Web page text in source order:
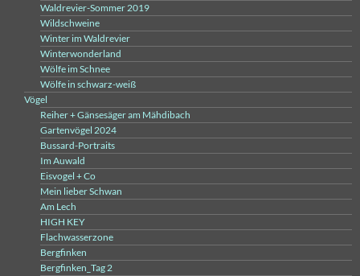
Waldrevier-Sommer 2019
Wildschweine
Winter im Waldrevier
Winterwonderland
Wölfe im Schnee
Wölfe in schwarz-weiß
Vögel
Reiher + Gänsesäger am Mähdibach
Gartenvögel 2024
Bussard-Portraits
Im Auwald
Eisvogel + Co
Mein lieber Schwan
Am Lech
HIGH KEY
Flachwasserzone
Bergfinken
Bergfinken_Tag 2